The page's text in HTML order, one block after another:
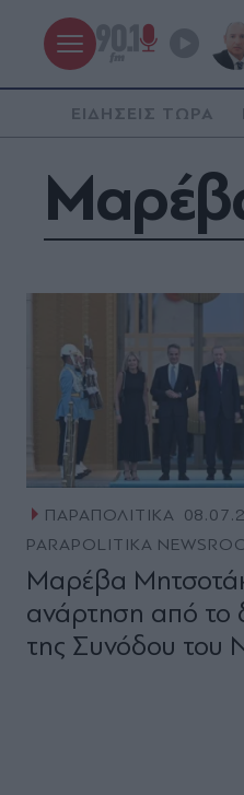
ΕΙΔΗΣΕΙΣ ΤΩΡΑ
ΠΑΡΑΠΟΛΙΤΙΚΑ
PARAPOLITIKA
Μαρέβα
ανάρτηση από το
της Συνόδου του